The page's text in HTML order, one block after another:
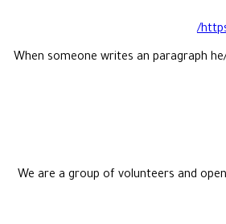
When someone writes an paragraph
We are a group of volunteers and